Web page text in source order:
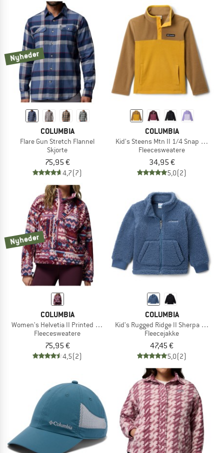
Nyheder
COLUMBIA
Flare Gun Stretch Flannel
Skjorte
75,95 €
4,7(7)
COLUMBIA
Kid's Steens Mtn II 1/4 Snap Fleece
Fleecesweatere
34,95 €
5,0(2)
Nyheder
COLUMBIA
Women's Helvetia II Printed Cropped Half Snap
Fleecesweatere
75,95 €
4,5(2)
COLUMBIA
Kid's Rugged Ridge II Sherpa Full Zip
Fleecejakke
47,45 €
5,0(2)